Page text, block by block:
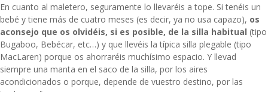
En cuanto al maletero, seguramente lo llevaréis a tope. Si tenéis un
bebé y tiene más de cuatro meses (es decir, ya no usa capazo), os
aconsejo que os olvidéis, si es posible, de la silla habitual (tipo
Bugaboo, Bebécar, etc…) y que llevéis la típica silla plegable (tipo
MacLaren) porque os ahorraréis muchísimo espacio. Y llevad
siempre una manta en el saco de la silla, por los aires
acondicionados o porque, depende de vuestro destino, por las